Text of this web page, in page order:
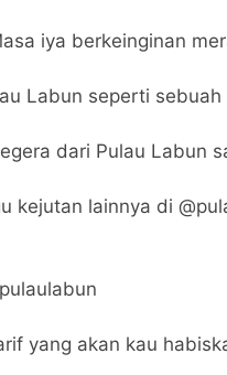
iya berkeinginan
Labun seperti
dari Pulau Labun
kejutan lainnya di
yang akan kau